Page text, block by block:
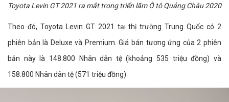
Toyota Levin GT 2021 ra mắt trong triển lãm Ô tô Quảng Châu 2020
Theo đó, Toyota Levin GT 2021 tại thị trường Trung Quốc có 2
phiên bản là Deluxe và Premium. Giá bán tương ứng của 2 phiên
bản này là 148.800 Nhân dân tệ (khoảng 535 triệu đồng) và
158.800 Nhân dân tệ (571 triệu đồng).